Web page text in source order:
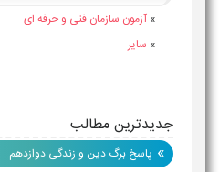
آزمون سازمان فنی و حرفه ای
سایر
جدیدترین مطالب
»پاسخ برگ دین و زندگی دوازدهم